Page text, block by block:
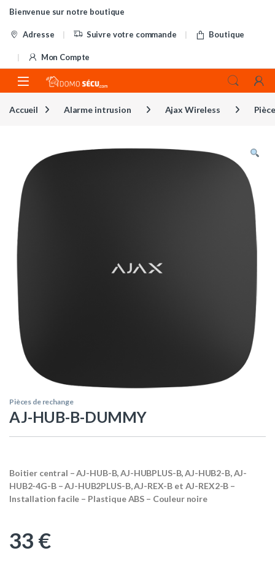
Skip to navigation
Skip to content
Bienvenue sur notre boutique
Adresse Suivre votre commande Boutique
Mon Compte
Accueil Alarme intrusion Ajax Wireless
Pièces de rechange
AJ-HUB-B-DUMMY
Boitier central – AJ-HUB-B, AJ-HUBPLUS-B, AJ-HUB2-B, AJ-
HUB2-4G-B – AJ-HUB2PLUS-B, AJ-REX-B et AJ-REX2-B –
Installation facile – Plastique ABS – Couleur noire
33 €